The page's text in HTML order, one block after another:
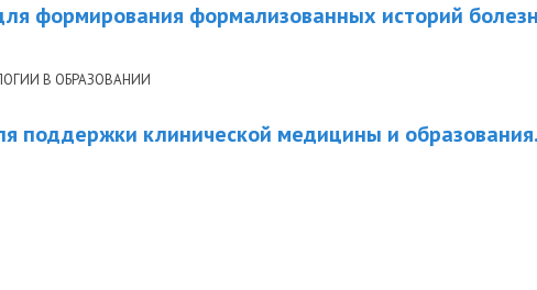
формирования формализованных историй
В ОБРАЗОВАНИИ
поддержки клинической медицины и образования.